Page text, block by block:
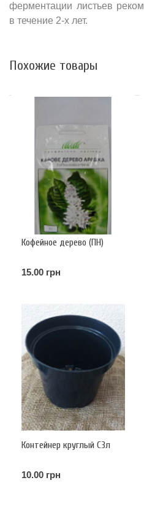
ферментации листьев
в течение 2-х лет.
Похожие товары
Кофейное дерево (ПН)
15.00 грн
Контейнер круглый С3л
10.00 грн